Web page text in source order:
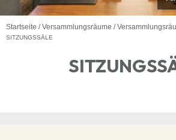
Startseite Versammlungsräume
SITZUNGSSÄLE